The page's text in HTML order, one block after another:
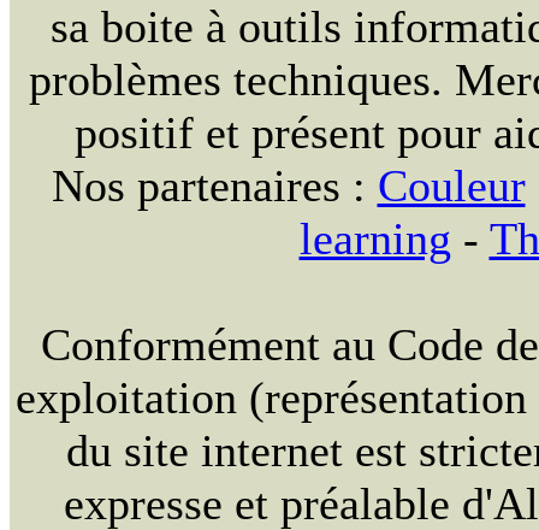
sa boite à outils
problèmes techniques.
positif et présent pour
Nos partenaires : Couleur
learning -
Conformément au Code
exploitation
du site internet est
expresse et préalable